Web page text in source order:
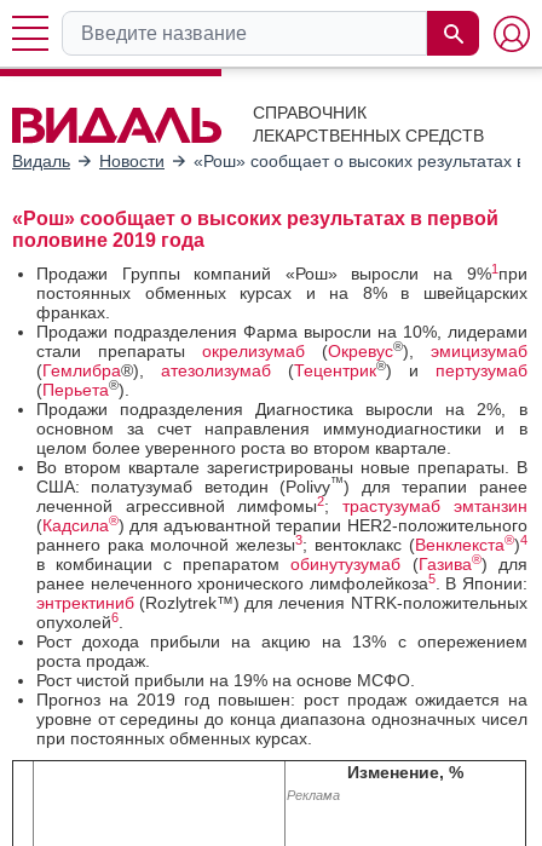
СПРАВОЧНИК
ЛЕКАРСТВЕННЫХ СРЕДСТВ
Видаль
Новости «Рош» сообщает о высоких результатах в
«Рош» сообщает о высоких результатах в первой
половине 2019 года
Продажи Группы компаний «Рош» выросли на 9%1при
постоянных обменных курсах и на 8% в швейцарских
франках.
Продажи подразделения Фарма выросли на 10%, лидерами
стали препараты окрелизумаб(Окревус®), эмицизумаб
(Гемлибра®), атезолизумаб(Тецентрик®) и пертузумаб
(Перьета®).
Продажи подразделения Диагностика выросли на 2%, в
основном за счет направления иммунодиагностики и в
целом более уверенного роста во втором квартале.
Во втором квартале зарегистрированы новые препараты. В
США: полатузумаб ветодин (Polivy™) для терапии ранее
леченной агрессивной лимфомы2; трастузумаб эмтанзин
(Кадсила®) для адъювантной терапии HER2-положительного
раннего рака молочной железы3; вентоклакс (Венклекста®)4
в комбинации с препаратомобинутузумаб (Газива®) для
ранее нелеченного хронического лимфолейкоза5. В Японии:
энтректиниб (Rozlytrek™) для лечения NTRK-положительных
опухолей6
Рост дохода прибыли на акцию на 13% с опережением
роста продаж.
Рост чистой прибыли на 19% на основе МСФО.
Прогноз на 2019 год повышен: рост продаж ожидается на
уровне от середины до конца диапазона однозначных чисел
при постоянных обменных курсах.
Изменение, %
Реклама